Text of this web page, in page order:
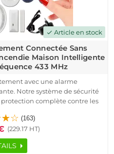
check Article en stock
Connectée Sans
Maison Intelligente
433 MHz
avec une alarme
Notre système de sécurité
complète contre les
sans fil 4G.
pour appartement est livrée
intelligente, des détecteurs
d'ouverture, une sirène
(163)
(229.17 HT)